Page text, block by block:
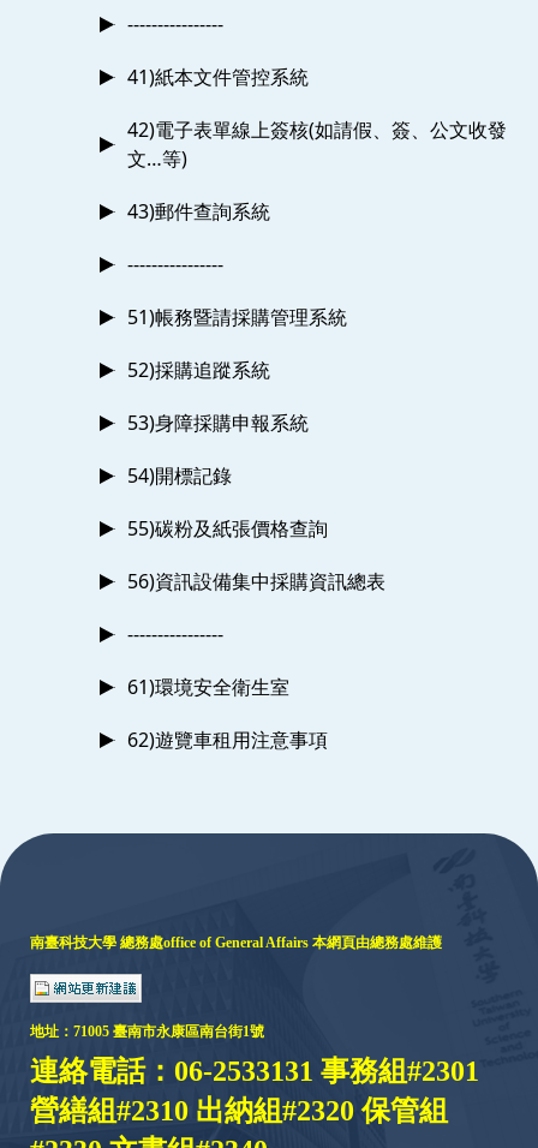
----------------
41)紙本文件管控系統
42)電子表單線上簽核(如請假、簽、公文收發
文…等)
43)郵件查詢系統
----------------
51)帳務暨請採購管理系統
52)採購追蹤系統
53)身障採購申報系統
54)開標記錄
55)碳粉及紙張價格查詢
56)資訊設備集中採購資訊總表
----------------
61)環境安全衛生室
62)遊覽車租用注意事項
南臺科技大學 總務處office of General Affairs 本網頁由總務處維護
地址： 71005 臺南市永康區南台街1號
連絡電話：06-2533131 事務組#2301
營繕組#2310 出納組#2320 保管組